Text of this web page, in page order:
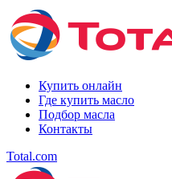
Купить онлайн
Где купить масло
Подбор масла
Контакты
Total.com